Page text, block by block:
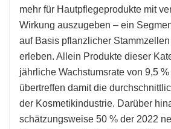
mehr für Hautpflegeprodukte mit
Wirkung auszugeben – ein
auf Basis pflanzlicher
erleben. Allein Produkte dieser
jährliche Wachstumsrate von 9,5 %
übertreffen damit die
der Kosmetikindustrie. Darüber
schätzungsweise 50 % der 2022